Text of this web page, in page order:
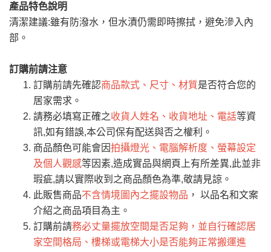
產品特色說明
清潔建議:雖有防潑水，但水漬仍需即時擦拭，避免滲入內
部。
訂購前請注意
訂購前請先確認商品款式、尺寸、材質是否符合您的
居家需求。
請務必填寫正確之收貨人姓名、收貨地址、電話等資
訊,如有錯誤,本公司保有配送與否之權利。
商品顏色可能會因拍攝燈光、電腦解析度、螢幕設定
及個人觀感等因素,造成實品與網頁上有所差異,此並非
瑕疵,請以實際收到之商品顏色為準,敬請見諒。
此販售商品不含情境圖內之擺設物品 ， 以品名和文案
介紹之商品項目為主。
訂購前請務必丈量擺放空間是否足夠，並自行確認居
家空間格局、樓梯或電梯大小是否能夠正常搬運進
運 費 說 明
運送地區
（請先線上詢問 LINE
桃園
免 運
復興鄉
新竹
峨眉鄉、五峰鄉、
橫山、北埔鄉、尖
石鄉、寶山鄉山
林山區、關西 玉山
里
注意事項：
由於品項繁多，網頁無法及時更新，如有需
Line客服」來信確認商品是否有「現貨」與
「金額」。
若商品價格或庫存有異常，商家有權取消訂
單。部分網路商品恕無法更改原設計或客製，敬請
見諒！
接單後二日內(不含例假日)，我們客服會與您
電話聯絡或E-Mail通知確認訂單。
（線上客服 LINE → @dershin）
下單前先詢問是否現貨 ，若未詢問下單後無
現貨我們客服會再來電或E-Mail與您聯絡
（洽詢方式請搜尋 Line ID → @dershin）
0/5 (0)筆
依評論低至高排列 只顯示附上圖片
只顯示附上評論